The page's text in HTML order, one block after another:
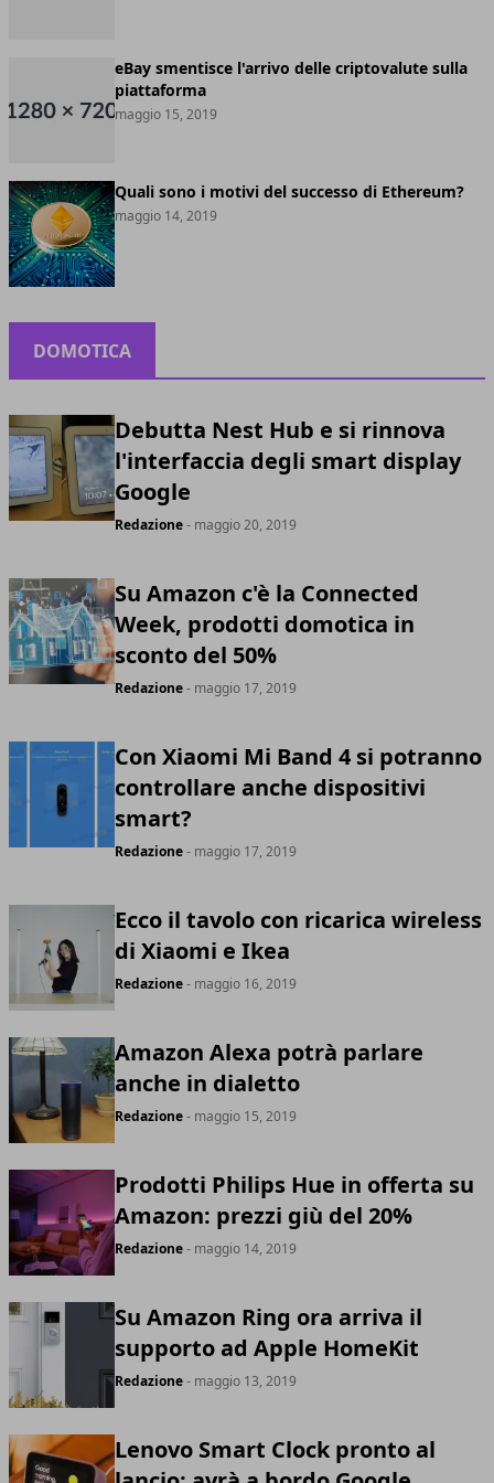
eBay smentisce l'arrivo delle criptovalute sulla
piattaforma
maggio 15, 2019
Quali sono i motivi del successo di Ethereum?
maggio 14, 2019
DOMOTICA
Debutta Nest Hub e si rinnova
l'interfaccia degli smart display
Google
Redazione- maggio 20, 2019
Su Amazon c'è la Connected
Week, prodotti domotica in
sconto del 50%
Redazione- maggio 17, 2019
Con Xiaomi Mi Band 4 si potranno
controllare anche dispositivi
smart?
Redazione- maggio 17, 2019
Ecco il tavolo con ricarica wireless
di Xiaomi e Ikea
Redazione- maggio 16, 2019
Amazon Alexa potrà parlare
anche in dialetto
Redazione- maggio 15, 2019
Prodotti Philips Hue in offerta su
Amazon: prezzi giù del 20%
Redazione- maggio 14, 2019
Su Amazon Ring ora arriva il
supporto ad Apple HomeKit
Redazione- maggio 13, 2019
Lenovo Smart Clock pronto al